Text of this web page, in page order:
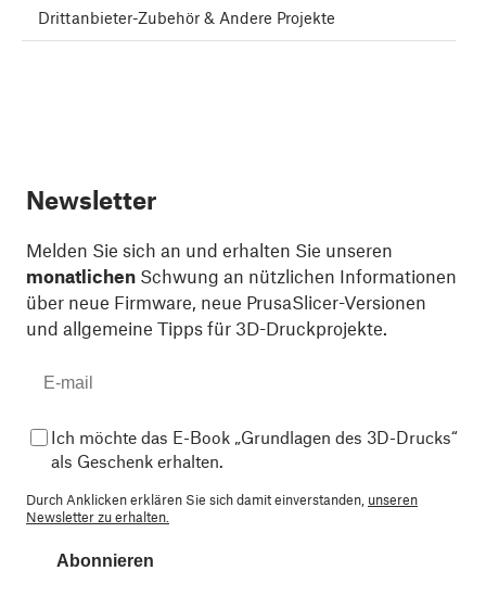
Drittanbieter-Zubehör & Andere Projekte
Newsletter
Melden Sie sich an und erhalten Sie unseren
monatlichen Schwung an nützlichen Informationen
über neue Firmware, neue PrusaSlicer-Versionen
und allgemeine Tipps für 3D-Druckprojekte.
Ich möchte das E-Book „Grundlagen des 3D-Drucks“
als Geschenk erhalten.
Durch Anklicken erklären Sie sich damit einverstanden, unseren
Newsletter zu erhalten.
Abonnieren